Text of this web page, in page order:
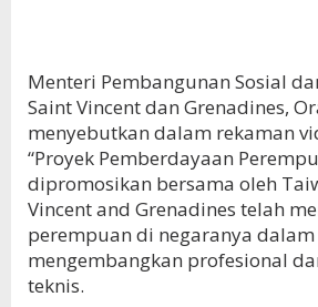
Menteri Pembangunan Sosial
Saint Vincent dan Grenadines,
menyebutkan dalam rekaman
“Proyek Pemberdayaan
dipromosikan bersama oleh
Vincent and Grenadines telah
perempuan di negaranya dalam
mengembangkan profesional
teknis.